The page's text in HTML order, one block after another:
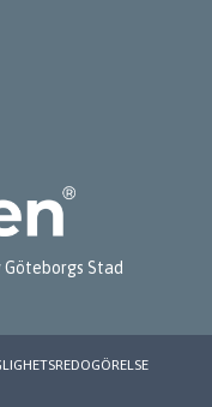
Göteborgs Stad